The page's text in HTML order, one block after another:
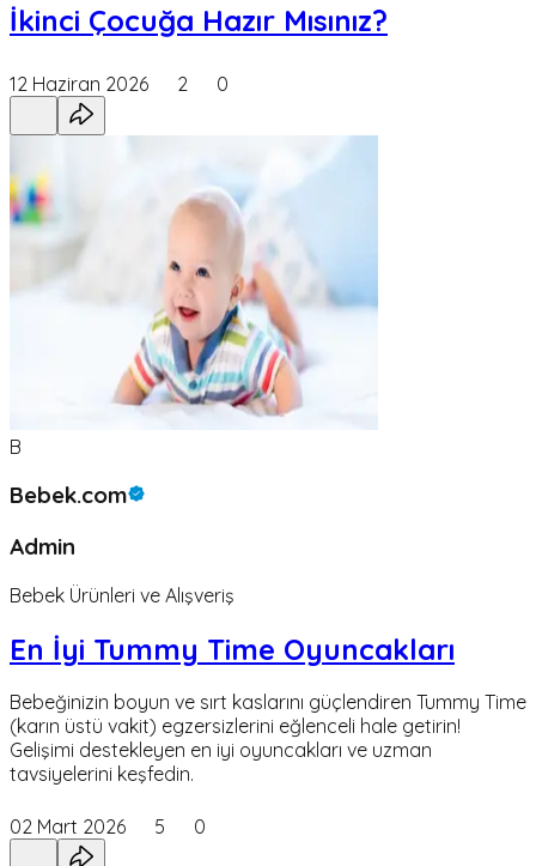
İkinci Çocuğa Hazır Mısınız?
12 Haziran 2026 2 0
B
Bebek.com
Admin
Bebek Ürünleri ve Alışveriş
En İyi Tummy Time Oyuncakları
Bebeğinizin boyun ve sırt kaslarını güçlendiren Tummy Time
(karın üstü vakit) egzersizlerini eğlenceli hale getirin!
Gelişimi destekleyen en iyi oyuncakları ve uzman
tavsiyelerini keşfedin.
02 Mart 2026 5 0